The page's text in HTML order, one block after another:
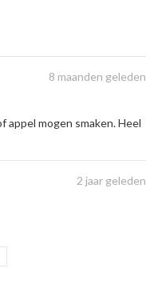
8 maanden geleden
appel mogen smaken. Heel
2 jaar geleden